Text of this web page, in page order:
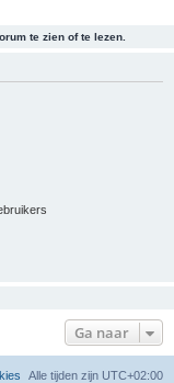
te zien of te lezen.
Ga naar
Alle tijden zijn UTC+02:00